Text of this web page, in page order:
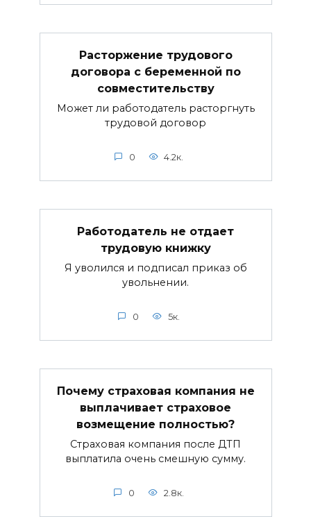
Расторжение трудового
договора с беременной по
совместительству
Может ли работодатель расторгнуть
трудовой договор
0 4.2к.
Работодатель не отдает
трудовую книжку
Я уволился и подписал приказ об
увольнении.
0 5к.
Почему страховая компания не
выплачивает страховое
возмещение полностью?
Страховая компания после ДТП
выплатила очень смешную сумму.
0 2.8к.